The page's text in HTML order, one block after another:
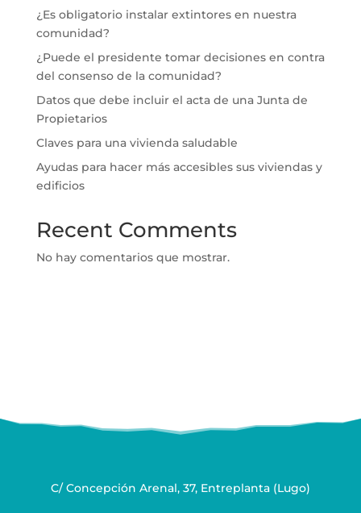
¿Es obligatorio instalar extintores en nuestra
comunidad?
¿Puede el presidente tomar decisiones en contra
del consenso de la comunidad?
Datos que debe incluir el acta de una Junta de
Propietarios
Claves para una vivienda saludable
Ayudas para hacer más accesibles sus viviendas y
edificios
Recent Comments
No hay comentarios que mostrar.
C/ Concepción Arenal, 37, Entreplanta (Lugo)